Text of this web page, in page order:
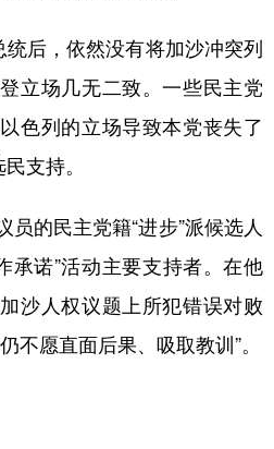
后，依然没有将加沙冲突列
立场几无二致。一些民主党
色列的立场导致本党丧失了
支持。
的民主党籍“进步”派候选人
承诺”活动主要支持者。在他
沙人权议题上所犯错误对败
不愿直面后果、吸取教训”。